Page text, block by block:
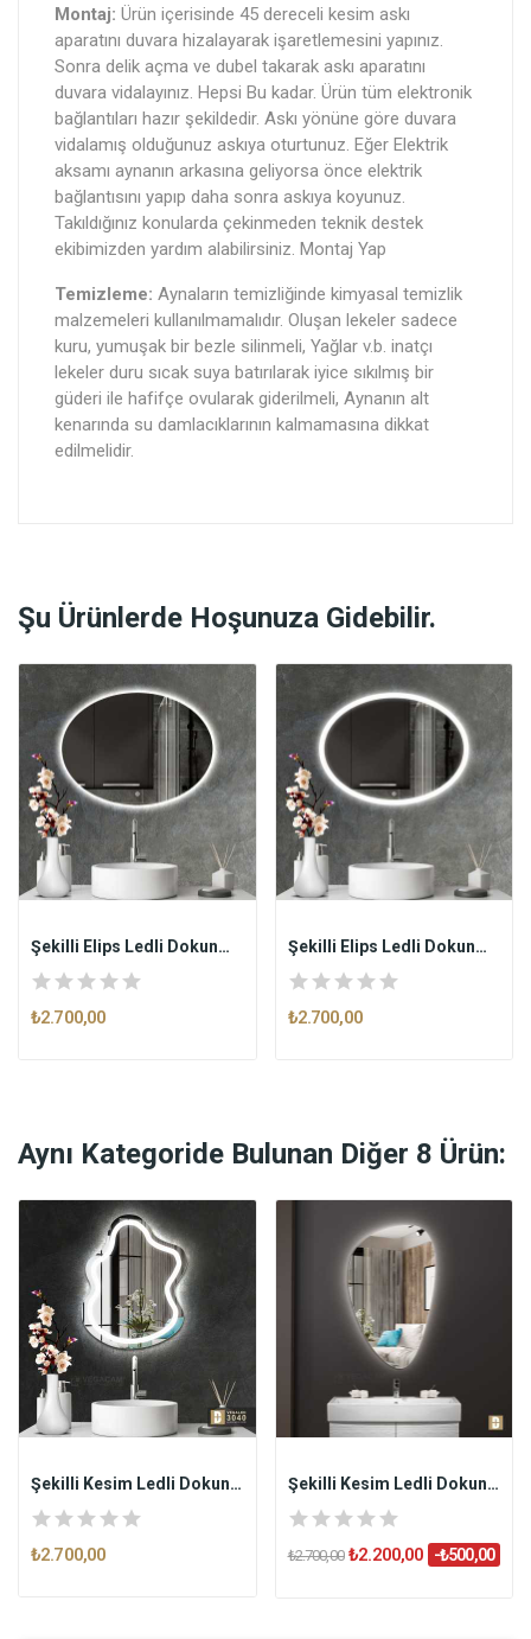
Montaj: Ürün içerisinde 45 dereceli kesim askı
aparatını duvara hizalayarak işaretlemesini yapınız.
Sonra delik açma ve dubel takarak askı aparatını
duvara vidalayınız. Hepsi Bu kadar. Ürün tüm elektronik
bağlantıları hazır şekildedir. Askı yönüne göre duvara
vidalamış olduğunuz askıya oturtunuz. Eğer Elektrik
aksamı aynanın arkasına geliyorsa önce elektrik
bağlantısını yapıp daha sonra askıya koyunuz.
Takıldığınız konularda çekinmeden teknik destek
ekibimizden yardım alabilirsiniz. Montaj Yap
Temizleme: Aynaların temizliğinde kimyasal temizlik
malzemeleri kullanılmamalıdır. Oluşan lekeler sadece
kuru, yumuşak bir bezle silinmeli, Yağlar v.b. inatçı
lekeler duru sıcak suya batırılarak iyice sıkılmış bir
güderi ile hafifçe ovularak giderilmeli, Aynanın alt
kenarında su damlacıklarının kalmamasına dikkat
edilmelidir.
Şu Ürünlerde Hoşunuza Gidebilir.
Şekilli Elips Ledli Dokunmatik Butonlu...
₺2.700,00
Şekilli Elips Ledli Dokunmatik Butonlu...
₺2.700,00
Aynı Kategoride Bulunan Diğer 8 Ürün:
Şekilli Kesim Ledli Dokunmatik Butonlu...
₺2.700,00
Şekilli Kesim Ledli Dokunmatik Butonlu...
₺2.700,00 ₺2.200,00 -₺500,00